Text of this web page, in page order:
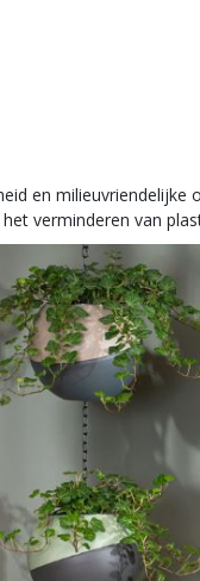
en milieuvriendelijke
verminderen van